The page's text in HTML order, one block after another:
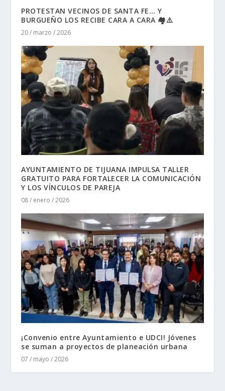
PROTESTAN VECINOS DE SANTA FE… Y
BURGUEÑO LOS RECIBE CARA A CARA 🏘️⚠️
20 / marzo / 2026
AYUNTAMIENTO DE TIJUANA IMPULSA TALLER
GRATUITO PARA FORTALECER LA COMUNICACIÓN
Y LOS VÍNCULOS DE PAREJA
08 / enero / 2026
¡Convenio entre Ayuntamiento e UDCI! Jóvenes
se suman a proyectos de planeación urbana
07 / mayo / 2026